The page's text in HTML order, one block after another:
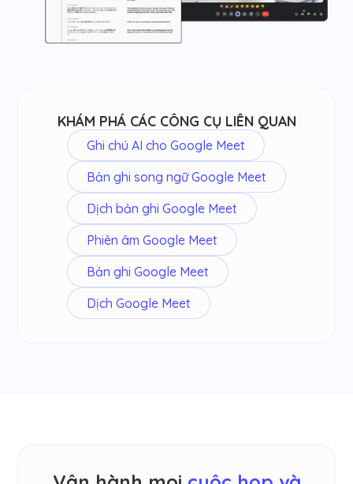
KHÁM PHÁ CÁC CÔNG CỤ LIÊN QUAN
Ghi chú AI cho Google Meet
Bản ghi song ngữ Google Meet
Dịch bản ghi Google Meet
Phiên âm Google Meet
Bản ghi Google Meet
Dịch Google Meet